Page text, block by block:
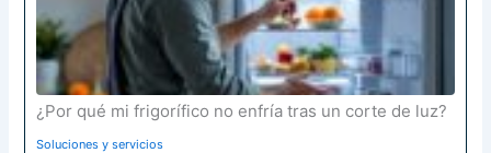
¿Por qué mi frigorífico no enfría tras un corte de luz?
Soluciones y servicios